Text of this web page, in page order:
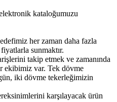
kataloğumuzu
her zaman daha fazla
sunmaktır.
takip etmek ve zamanında
ekibimiz var. Tek dövme
iki dövme tekerleğimizin
karşılayacak ürün